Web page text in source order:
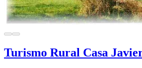
Turismo Rural Casa